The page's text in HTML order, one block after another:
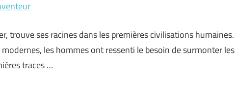
trouve ses racines dans les premières civilisations humaines.
les hommes ont ressenti le besoin de surmonter les
traces …